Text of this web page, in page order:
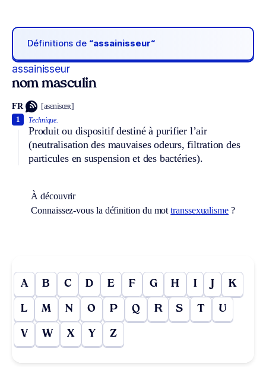
Définitions de “assainisseur“
assainisseur
nom masculin
FR [asɛnisœʀ]
Technique.
Produit ou dispositif destiné à purifier l’air
(neutralisation des mauvaises odeurs, filtration des
particules en suspension et des bactéries).
1
À découvrir
Connaissez-vous la définition du mottranssexualisme ?
A B C D E F G H I J K
L M N O P Q R S T U
V W X Y Z